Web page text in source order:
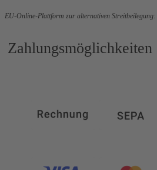
EU-Online-Plattform zur alternativen Streitbeilegung:
Zahlungsmöglichkeiten